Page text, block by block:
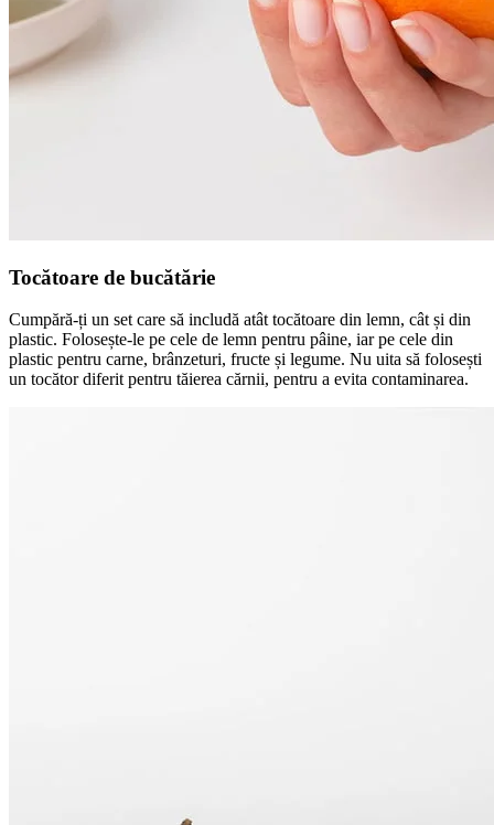
Tocătoare de bucătărie
Cumpără-ți un set care să includă atât tocătoare din lemn, cât și din
plastic. Folosește-le pe cele de lemn pentru pâine, iar pe cele din
plastic pentru carne, brânzeturi, fructe și legume. Nu uita să folosești
un tocător diferit pentru tăierea cărnii, pentru a evita contaminarea.